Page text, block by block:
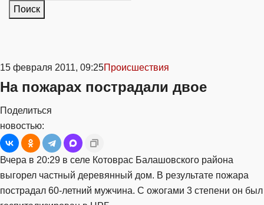
Поиск
15 февраля 2011, 09:25Происшествия
На пожарах пострадали двое
Поделиться
новостью:
Вчера в 20:29 в селе Котоврас Балашовского района
выгорел частный деревянный дом. В результате пожара
пострадал 60-летний мужчина. С ожогами 3 степени он был